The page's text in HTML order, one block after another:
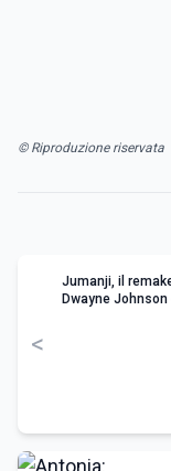
© Riproduzione riservata
<
Jumanji, il
Dwayne